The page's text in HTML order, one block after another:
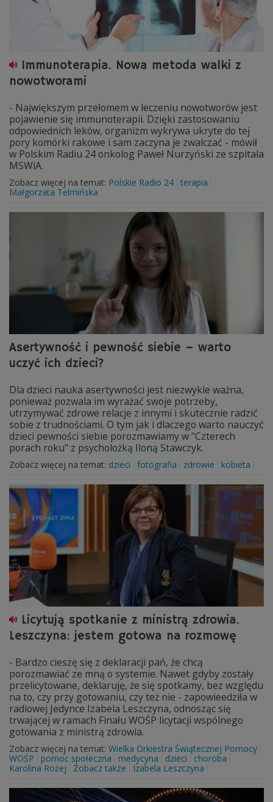
Immunoterapia. Nowa metoda walki z
nowotworami
- Największym przełomem w leczeniu nowotworów jest
pojawienie się immunoterapii. Dzięki zastosowaniu
odpowiednich leków, organizm wykrywa ukryte do tej
pory komórki rakowe i sam zaczyna je zwalczać - mówił
w Polskim Radiu 24 onkolog Paweł Nurzyński ze szpitala
MSWiA.
Zobacz więcej na temat: Polskie Radio 24 terapia
Małgorzata Telmińska
Asertywność i pewność siebie – warto
uczyć ich dzieci?
Dla dzieci nauka asertywności jest niezwykle ważna,
ponieważ pozwala im wyrażać swoje potrzeby,
utrzymywać zdrowe relacje z innymi i skutecznie radzić
sobie z trudnościami. O tym jak i dlaczego warto nauczyć
dzieci pewności siebie porozmawiamy w "Czterech
porach roku" z psycholożką Iloną Stawczyk.
Zobacz więcej na temat: dzieci fotografia zdrowie kobieta
Licytują spotkanie z ministrą zdrowia.
Leszczyna: jestem gotowa na rozmowę
- Bardzo cieszę się z deklaracji pań, że chcą
porozmawiać ze mną o systemie. Nawet gdyby zostały
przelicytowane, deklaruję, że się spotkamy, bez względu
na to, czy przy gotowaniu, czy też nie - zapowieedziła w
radiowej Jedynce Izabela Leszczyna, odnosząc się
trwającej w ramach Finału WOŚP licytacji wspólnego
gotowania z ministrą zdrowia.
Zobacz więcej na temat: Wielka Orkiestra Świątecznej Pomocy
WOŚP
pomoc społeczna medycyna dzieci
choroba
Karolina Rożej
Zobacz także Izabela Leszczyna